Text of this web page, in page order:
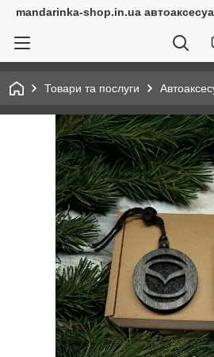
mandarinka-shop.in.ua
Товари та послуги